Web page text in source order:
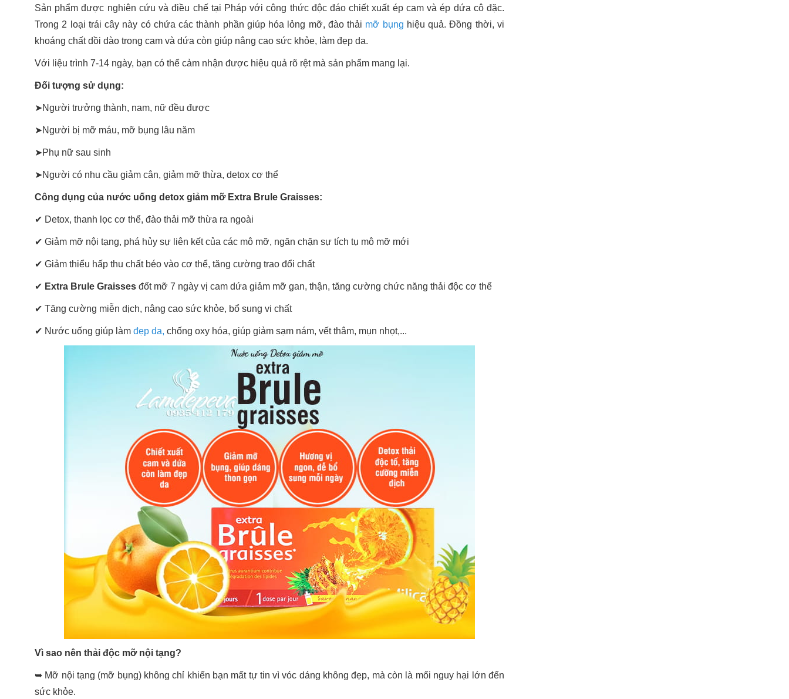
Sản phẩm được nghiên cứu và điều chế tại Pháp với công thức độc đáo chiết xuất ép cam và ép dứa cô đặc.
Trong 2 loại trái cây này có chứa các thành phần giúp hóa lỏng mỡ, đào thải mỡ bụng hiệu quả. Đồng thời, vi
khoáng chất dồi dào trong cam và dứa còn giúp nâng cao sức khỏe, làm đẹp da.
Với liệu trình 7-14 ngày, bạn có thể cảm nhận được hiệu quả rõ rệt mà sản phẩm mang lại.
Đối tượng sử dụng:
➤Người trưởng thành, nam, nữ đều được
➤Người bị mỡ máu, mỡ bụng lâu năm
➤Phụ nữ sau sinh
➤Người có nhu cầu giảm cân, giảm mỡ thừa, detox cơ thể
Công dụng của nước uống detox giảm mỡ Extra Brule Graisses:
✔ Detox, thanh lọc cơ thể, đào thải mỡ thừa ra ngoài
✔ Giảm mỡ nội tạng, phá hủy sự liên kết của các mô mỡ, ngăn chặn sự tích tụ mô mỡ mới
✔ Giảm thiểu hấp thu chất béo vào cơ thể, tăng cường trao đổi chất
✔ Extra Brule Graisses đốt mỡ 7 ngày vị cam dứa giảm mỡ gan, thận, tăng cường chức năng thải độc cơ thể
✔ Tăng cường miễn dịch, nâng cao sức khỏe, bổ sung vi chất
✔ Nước uống giúp làm đẹp da, chống oxy hóa, giúp giảm sạm nám, vết thâm, mụn nhọt,...
Vì sao nên thải độc mỡ nội tạng?
➥ Mỡ nội tạng (mỡ bụng) không chỉ khiến bạn mất tự tin vì vóc dáng không đẹp, mà còn là mối nguy hại lớn đến
sức khỏe.